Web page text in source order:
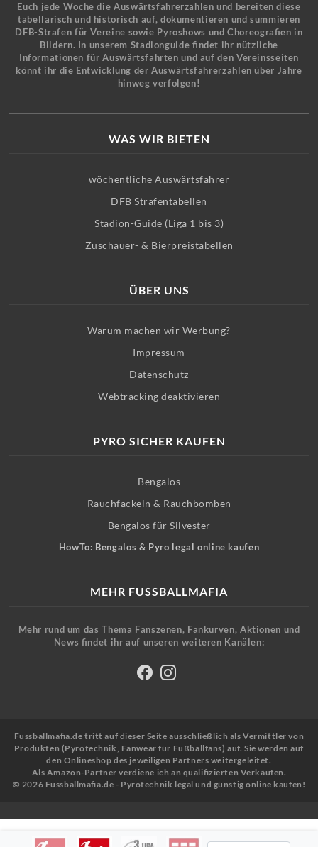
Euch jede Woche die Auswärtsfahrerzahlen und bereiten diese
tabellarisch und historisch auf, dokumentieren und summieren
DFB-Strafen für Vereine sowie Pyroshows und Choreografien in
Bildern. In unserem Stadionguide findet ihr nützliche
Informationen für Auswärtsfahrten und auf den Vereinsseiten
könnt ihr die Entwicklung der Auswärtsfahrerzahlen über Jahre
hinweg verfolgen!
WAS WIR BIETEN
wöchentliche Auswärtsfahrer
DFB Strafentabellen
Stadion-Guide (Liga 1 bis 3)
Zuschauer- & Bierpreistabellen
ÜBER UNS
Warum machen wir Werbung?
Impressum
Datenschutz
Webtracking deaktivieren
PYRO SICHER KAUFEN
Bengalos
Rauchfackeln & Rauchbomben
Bengalos für Silvester
HowTo: Bengalos & Pyro legal online kaufen
MEHR FUSSBALLMAFIA
Mehr rund um das Thema Fanszenen, Fankurven, Aktionen und
News findet ihr auf unseren weiteren Kanälen:
Fussballmafia.de tritt auf dieser Seite ausschließlich als Vermittler von
Produkten (Pyrotechnik, Fanwear für Fußballfans) auf. Sie werden auf
den Onlineshop des jeweiligen Partners weitergeleitet.
Als Amazon-Partner verdiene ich an qualifizierten Verkäufen.
© 2026 Fussballmafia.de - Pyrotechnik legal und günstig online kaufen!